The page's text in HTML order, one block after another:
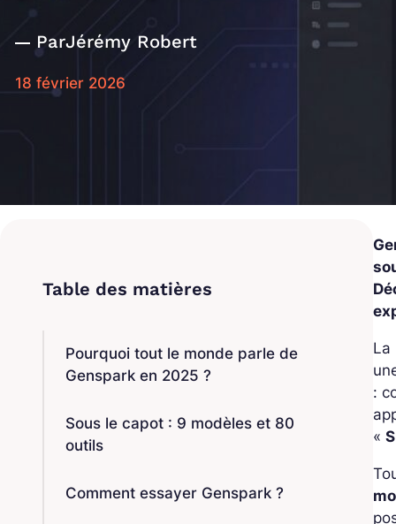
ParJérémy Robert
18 février 2026
Pourquoi tout le monde parle de
Genspark en 2025 ?
Sous le capot : 9 modèles et 80
outils
Comment essayer Genspark ?
La
:
«